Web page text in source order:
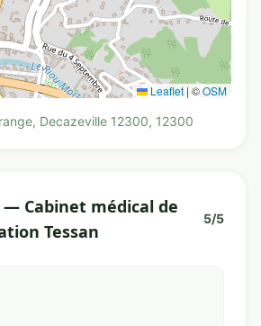
Leaflet | ©OSM
Decazeville 12300, 12300
— Cabinet médical de
Tessan
5/5